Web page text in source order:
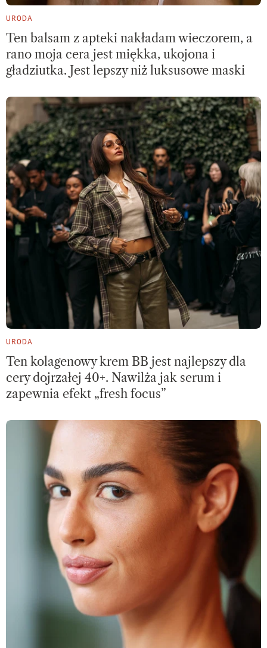
URODA
Ten balsam z apteki nakładam wieczorem, a
rano moja cera jest miękka, ukojona i
gładziutka. Jest lepszy niż luksusowe maski
URODA
Ten kolagenowy krem BB jest najlepszy dla
cery dojrzałej 40+. Nawilża jak serum i
zapewnia efekt „fresh focus”